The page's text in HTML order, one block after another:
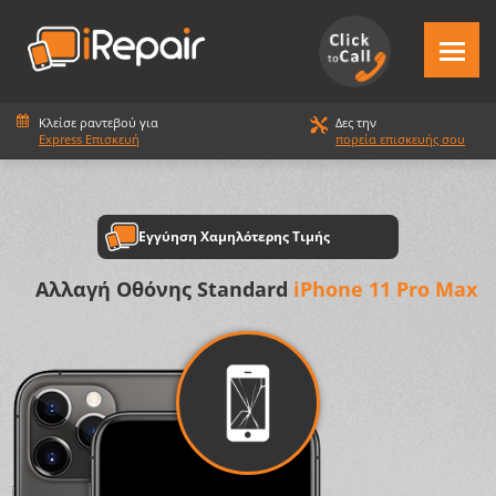
Κλείσε ραντεβού για
Express Επισκευή
Δες την
πορεία επισκευής σου
Εγγύηση Χαμηλότερης Τιμής
Αλλαγή Οθόνης Standard iPhone 11 Pro Max